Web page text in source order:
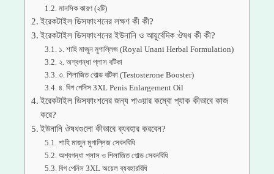
মানসিক কারণ (২টি)
ইরেকটাইল ডিসফাংশনের লক্ষণ কী কী?
ইরেকটাইল ডিসফাংশনের ইউনানি ও আয়ুর্বেদিক ঔষধ কী কী?
১. শাহি মাজুন মুগাল্লিজ (Royal Unani Herbal Formulation)
২. অশ্বগন্ধা প্লাস বটিকা
৩. শিলাজিত গোল্ড বটিকা (Testosterone Booster)
৪. বিগ পেনিস 3XL Penis Enlargement Oil
ইরেকটাইল ডিসফাংশনের জন্য পাওয়ার কম্বো প্যাক কীভাবে কাজ
করে?
ইউনানি ঔষধগুলো কীভাবে ব্যবহার করবেন?
শাহি মাজুন মুগাল্লিজ সেবনবিধি
অশ্বগন্ধা প্লাস ও শিলাজিত গোল্ড সেবনবিধি
বিগ পেনিস 3XL অয়েল ব্যবহারবিধি